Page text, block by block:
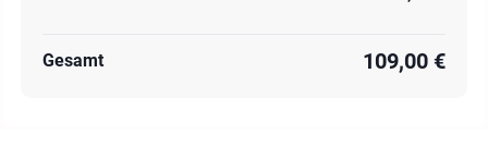
Gesamt 109,00 €